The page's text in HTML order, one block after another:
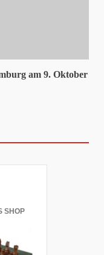
am 9. Oktober
SHOP